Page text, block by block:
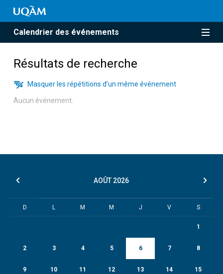
Calendrier des événements
Résultats de recherche
Masquer les répétitions d’un même événement
Aucun événement.
AOÛT 2026
D L M M J V S
1
2 3 4 5 6 7 8
9 10 11 12 13 14 15